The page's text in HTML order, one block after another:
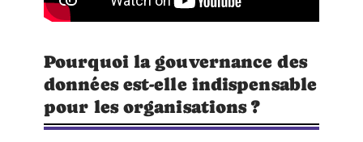
Pourquoi la gouvernance des
données est-elle indispensable
pour les organisations ?